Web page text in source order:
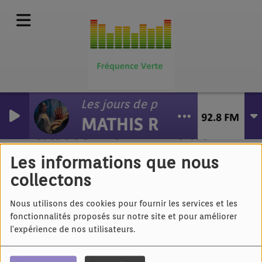
Les informations que nous
collectons
Nous utilisons des cookies pour fournir les services et les
fonctionnalités proposés sur notre site et pour améliorer
l'expérience de nos utilisateurs.
Les jours de pluie
MATHIS RIVIERE
Madeleine - A nous